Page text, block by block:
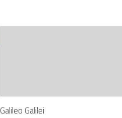
Galileo Galilei